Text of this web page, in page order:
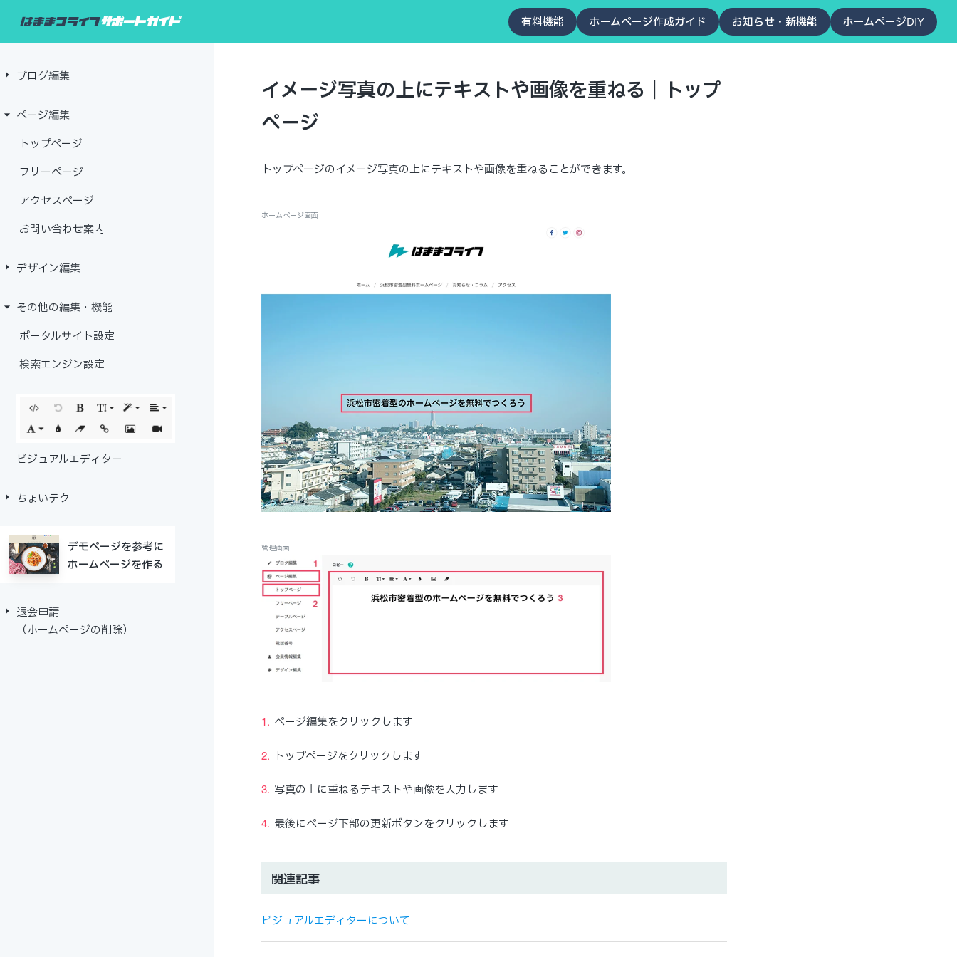
有料機能 ホームページ作成ガイド お知らせ・新機能 ホームページDIY
ブログ編集
ページ編集
トップページ
フリーページ
アクセスページ
お問い合わせ案内
デザイン編集
その他の編集・機能
ポータルサイト設定
検索エンジン設定
ビジュアルエディター
ちょいテク
デモページを参考に
ホームページを作る
退会申請
（ホームページの削除）
イメージ写真の上にテキストや画像を重ねる｜トップ
ページ
トップページのイメージ写真の上にテキストや画像を重ねることができます。
ページ編集をクリックします
トップページをクリックします
写真の上に重ねるテキストや画像を入力します
最後にページ下部の更新ボタンをクリックします
関連記事
ビジュアルエディターについて